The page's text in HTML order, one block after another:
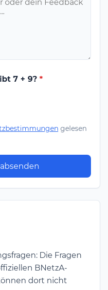
7 + 9? *
gelesen
Die Fragen
BNetzA-
dort nicht